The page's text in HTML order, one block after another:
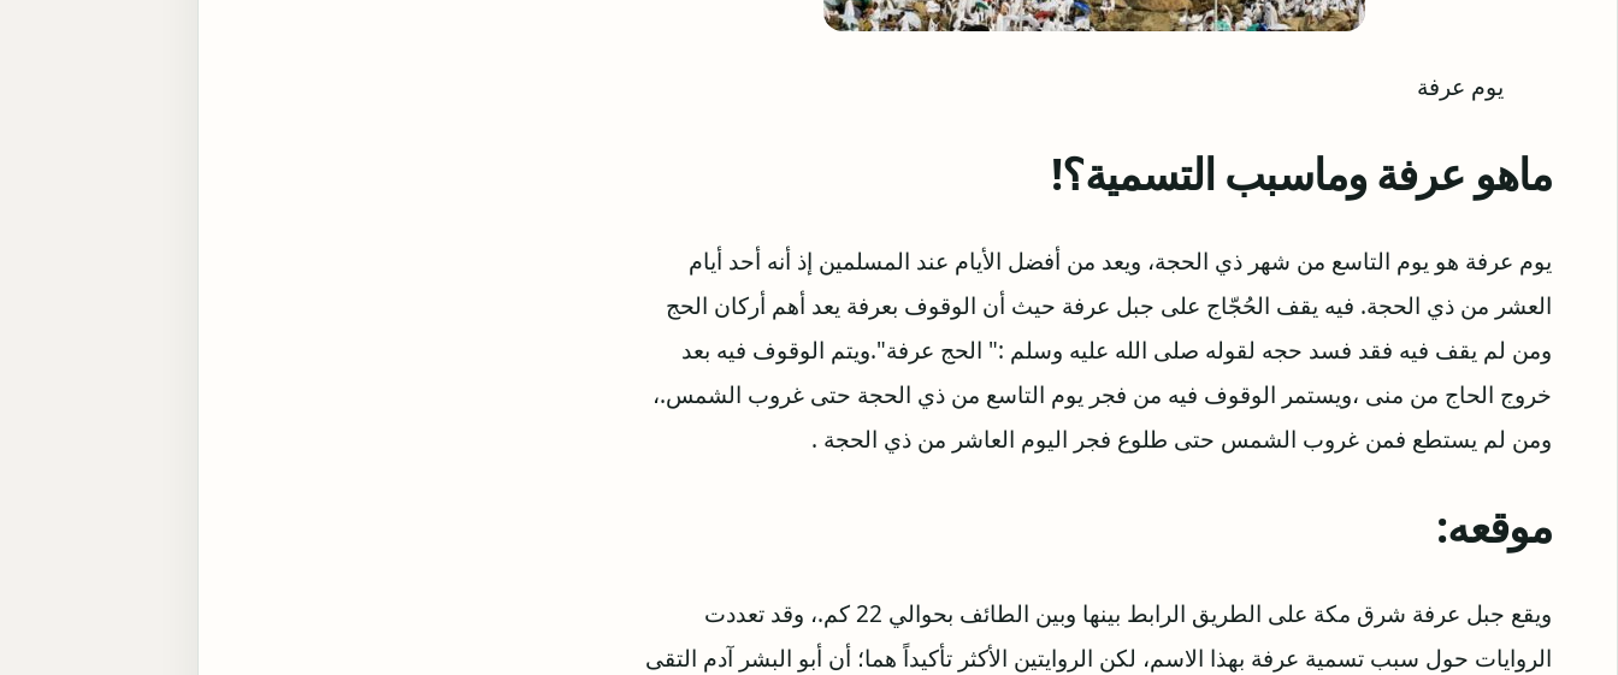
يوم عرفة
ماهو عرفة وماسبب التسمية؟!
يوم عرفة هو يوم التاسع من شهر ذي الحجة، ويعد من أفضل الأيام عند المسلمين إذ أنه أحد أيام
العشر من ذي الحجة. فيه يقف الحُجّاج على جبل عرفة حيث أن الوقوف بعرفة يعد أهم أركان الحج
ومن لم يقف فيه فقد فسد حجه لقوله صلى الله عليه وسلم :" الحج عرفة".ويتم الوقوف فيه بعد
خروج الحاج من منى ،ويستمر الوقوف فيه من فجر يوم التاسع من ذي الحجة حتى غروب الشمس.،
ومن لم يستطع فمن غروب الشمس حتى طلوع فجر اليوم العاشر من ذي الحجة .
موقعه:
ويقع جبل عرفة شرق مكة على الطريق الرابط بينها وبين الطائف بحوالي 22 كم.، وقد تعددت
الروايات حول سبب تسمية عرفة بهذا الاسم، لكن الروايتين الأكثر تأكيداً هما؛ أن أبو البشر آدم التقى